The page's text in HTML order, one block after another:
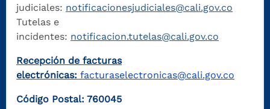
judiciales: notificacionesjudiciales@cali.gov.co
Tutelas e
incidentes: notificacion.tutelas@cali.gov.co
Recepción de facturas
electrónicas: facturaselectronicas@cali.gov.co
Código Postal: 760045